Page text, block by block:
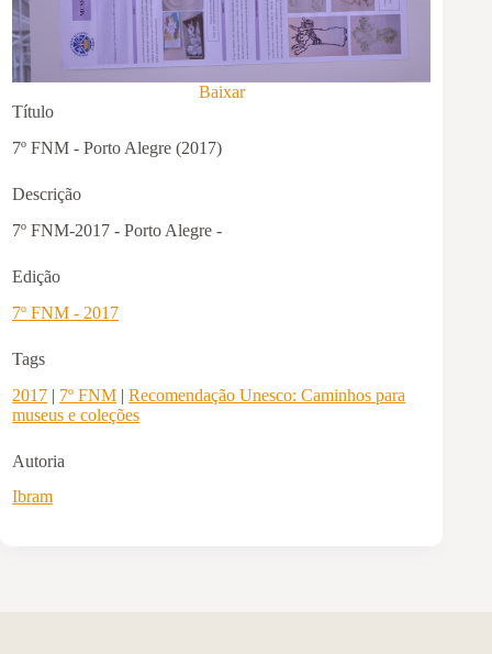
Baixar
Título
7º FNM - Porto Alegre (2017)
Descrição
7º FNM-2017 - Porto Alegre -
Edição
7º FNM - 2017
Tags
2017 | 7º FNM |Recomendação Unesco: Caminhos para
museus e coleções
Autoria
Ibram